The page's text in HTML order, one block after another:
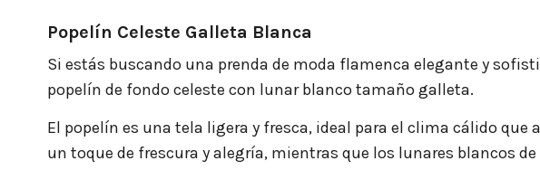
Popelín Celeste Galleta Blanca
Si estás buscando una prenda de moda flamenca elegante y
popelín de fondo celeste con lunar blanco tamaño galleta.
El popelín es una tela ligera y fresca, ideal para el clima cálido
un toque de frescura y alegría, mientras que los lunares blancos